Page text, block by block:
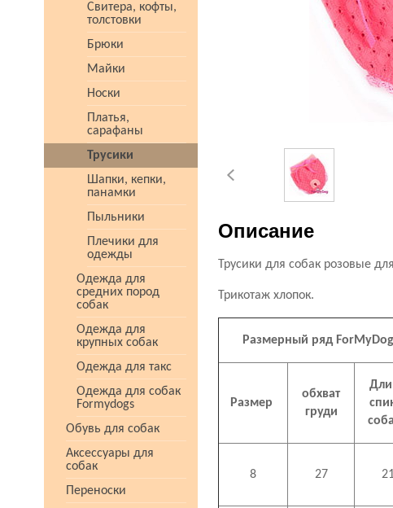
Свитера, кофты,
толстовки
Брюки
Майки
Носки
Платья,
сарафаны
Трусики
Шапки, кепки,
панамки
Пыльники
Плечики для
одежды
Одежда для
средних пород
собак
Одежда для
крупных собак
Одежда для такс
Одежда для собак
Formydogs
Обувь для собак
Аксессуары для
собак
Переноски
Описание
Трусики для собак розовые
Трикотаж хлопок.
Размерный ряд
Размер
обхват
груди
8 27